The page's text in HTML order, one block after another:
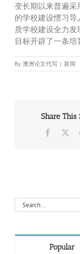
变长期以来普遍采
的学校建设惯习
质学校建设全力
目标开辟了一条培
By 澳洲论文代写 | 新闻
Share This
Search
for:
Popular